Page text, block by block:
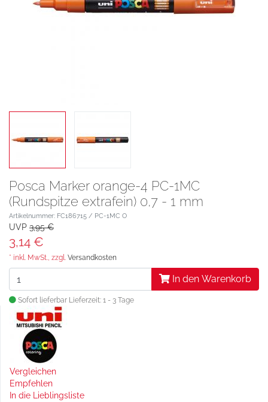
Posca Marker orange-4 PC-1MC
(Rundspitze extrafein) 0,7 - 1 mm
Artikelnummer: FC186715 / PC-1MC O
UVP 3,95 €
3,14 €
* inkl. MwSt., zzgl. Versandkosten
In den Warenkorb
Sofort lieferbar Lieferzeit: 1 - 3 Tage
Vergleichen
Empfehlen
In die Lieblingsliste